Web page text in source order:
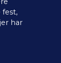
fest,
har